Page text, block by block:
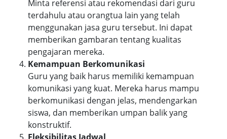
Minta referensi atau rekomendasi dari guru
terdahulu atau orangtua lain yang telah
menggunakan jasa guru tersebut. Ini dapat
memberikan gambaran tentang kualitas
pengajaran mereka.
Kemampuan Berkomunikasi
Guru yang baik harus memiliki kemampuan
komunikasi yang kuat. Mereka harus mampu
berkomunikasi dengan jelas, mendengarkan
siswa, dan memberikan umpan balik yang
konstruktif.